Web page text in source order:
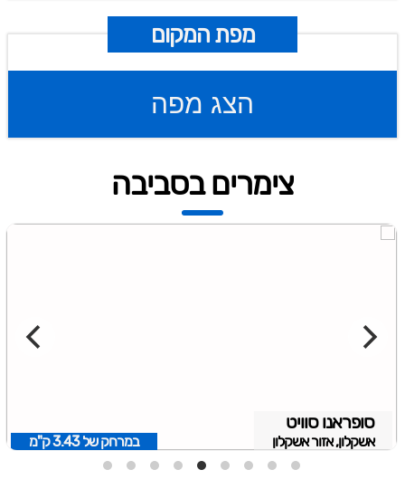
מפת המקום
הצג מפה
צימרים בסביבה
סופראנו סוויט
אשקלון, אזור אשקלון במרחק של 3.43 ק"מ